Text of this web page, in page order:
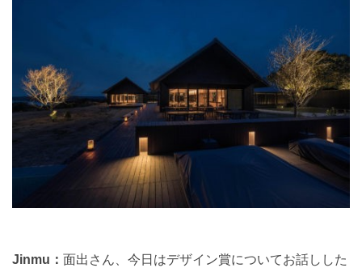
Jinmu： 面出さん、今日はデザイン賞についてお話しした